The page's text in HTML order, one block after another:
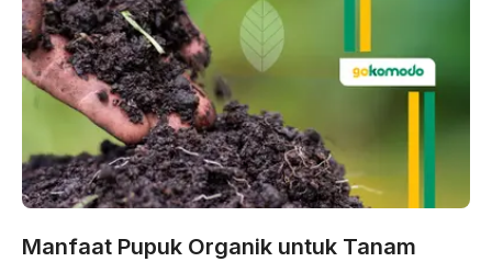
Manfaat Pupuk Organik untuk Tanam